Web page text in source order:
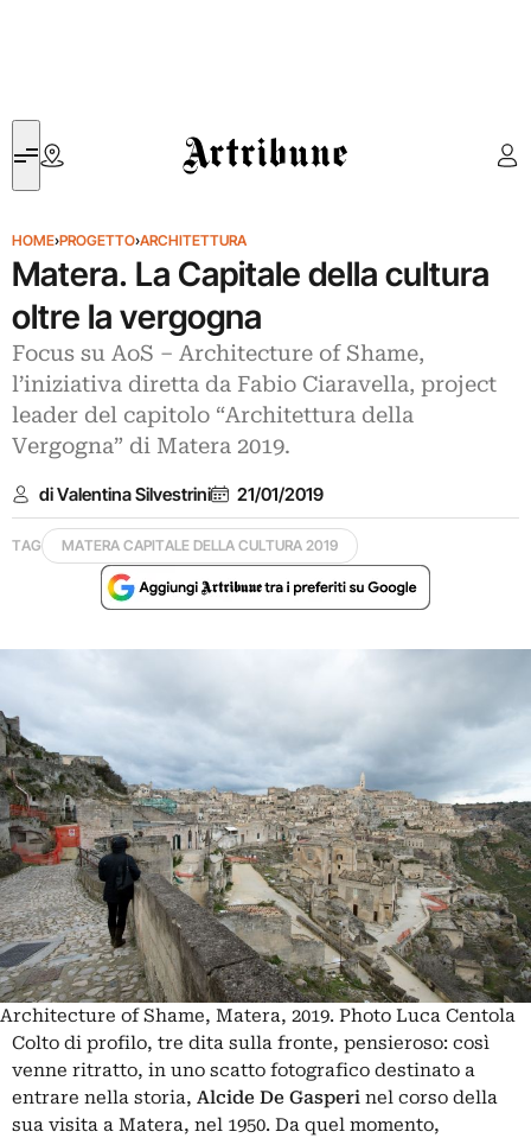
Artribune
HOME›PROGETTO›ARCHITETTURA
Matera. La Capitale della cultura
oltre la vergogna
Focus su AoS – Architecture of Shame,
l’iniziativa diretta da Fabio Ciaravella, project
leader del capitolo “Architettura della
Vergogna” di Matera 2019.
di Valentina Silvestrini 21/01/2019
TAG MATERA CAPITALE DELLA CULTURA 2019
Architecture of Shame, Matera, 2019. Photo Luca Centola
Colto di profilo, tre dita sulla fronte, pensieroso: così
venne ritratto, in uno scatto fotografico destinato a
entrare nella storia, Alcide De Gasperi nel corso della
sua visita a Matera, nel 1950. Da quel momento,